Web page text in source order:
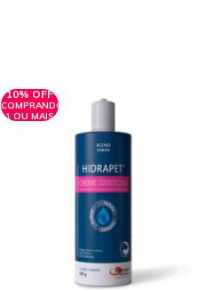
10% OFF
COMPRANDO
1 OU MAIS